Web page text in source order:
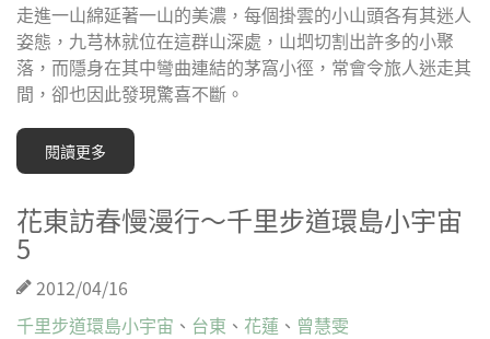
走進一山綿延著一山的美濃，每個掛雲的小山頭各有其迷人
姿態，九芎林就位在這群山深處，山垇切割出許多的小聚
落，而隱身在其中彎曲連結的茅窩小徑，常會令旅人迷走其
間，卻也因此發現驚喜不斷。
閱讀更多
花東訪春慢漫行～千里步道環島小宇宙
5
2012/04/16
千里步道環島小宇宙 、 台東 、 花蓮 、 曾慧雯